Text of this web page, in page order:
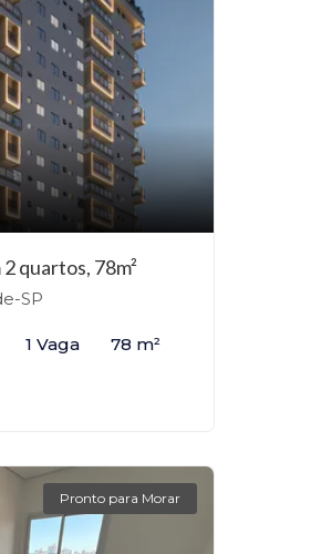
quartos, 78m²
SP
1 Vaga 78 m²
Pronto para Morar